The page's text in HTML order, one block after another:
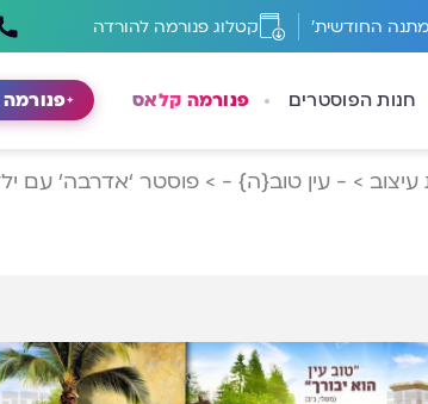
החודשית' קטלוג פנורמה להורדה
חנות הפוסטרים פנורמה קלאס פנורמה V.I.P
> - עין טוב{ה} - > פוסטר ‘אדרבה’ עם